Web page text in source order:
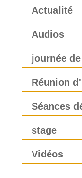
Actualité
Audios
journée
Réunion
Séances
stage
Vidéos